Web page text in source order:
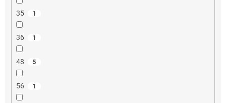
35 1
36 1
48 5
56 1